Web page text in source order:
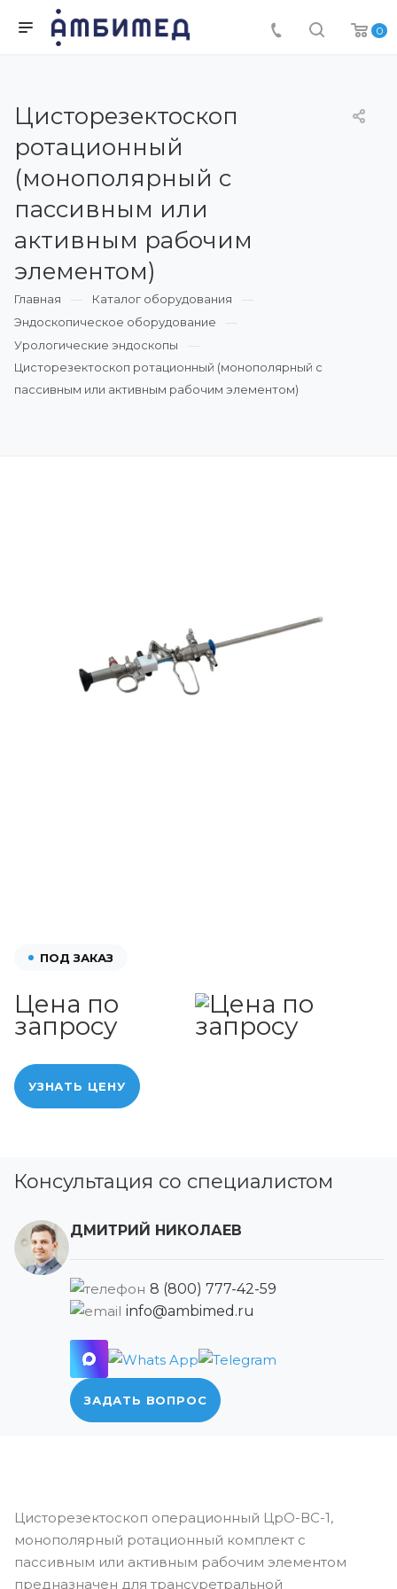
0
Цисторезектоскоп
ротационный
(монополярный с
пассивным или
активным рабочим
элементом)
Главная
Каталог оборудования
Эндоскопическое оборудование
Урологические эндоскопы
Цисторезектоскоп ротационный (монополярный с
пассивным или активным рабочим элементом)
ПОД ЗАКАЗ
Цена по
запросу
УЗНАТЬ ЦЕНУ
Консультация со специалистом
ДМИТРИЙ НИКОЛАЕВ
8 (800) 777-42-59
info@ambimed.ru
ЗАДАТЬ ВОПРОС
Цисторезектоскоп операционный ЦрО-ВС-1,
монополярный ротационный комплект с
пассивным или активным рабочим элементом
предназначен для трансуретральной